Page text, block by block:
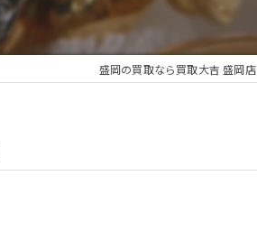
盛岡の買取なら買取大吉 盛岡店